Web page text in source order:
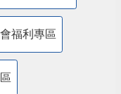
福利專區